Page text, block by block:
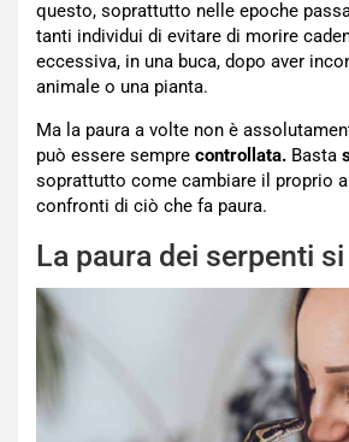
questo, soprattutto nelle epoche
tanti individui di evitare di morire
eccessiva, in una buca, dopo aver
animale o una pianta.
Ma la paura a volte non è
può essere sempre controllata. Basta
soprattutto come cambiare il proprio
confronti di ciò che fa paura.
La paura dei serpenti